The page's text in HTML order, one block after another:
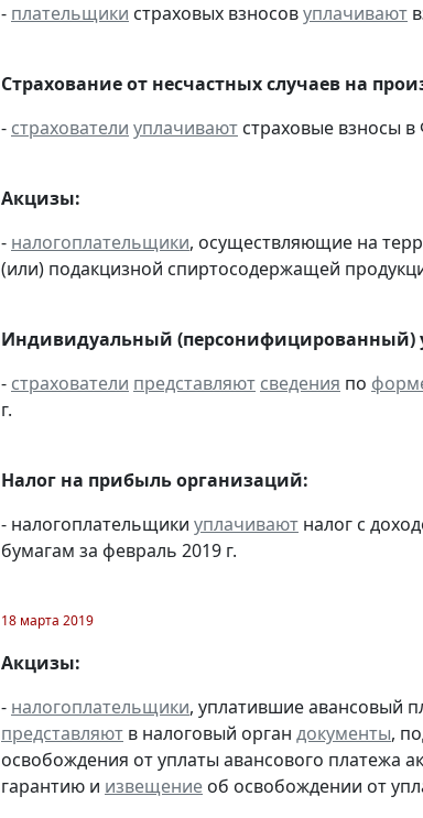
- плательщики страховых взносовуплачивают
Страхование от несчастных случаев на
- страхователи уплачивают страховые взносы
Акцизы:
- налогоплательщики, осуществляющие на
(или) подакцизной спиртосодержащей
Индивидуальный (персонифицированный)
- страхователи представляют сведения по
г.
Налог на прибыль организаций:
- налогоплательщики уплачивают налог с
бумагам за февраль 2019 г.
18 марта 2019
Акцизы:
- налогоплательщики, уплатившие авансовый
представляют в налоговый орган документы,
освобождения от уплаты авансового платежа
гарантию и извещение об освобождении от